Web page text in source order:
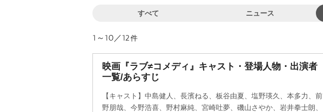
すべて ニュース
1～10／12件
映画『ラブ≠コメディ』キャスト・登場人物・出演者
一覧/あらすじ
【キャスト】中島健人、長濱ねる、板谷由夏、塩野瑛久、本多力、前
野朋哉、今野浩喜、野村麻純、宮崎吐夢、磯山さやか、岩井拳士朗、